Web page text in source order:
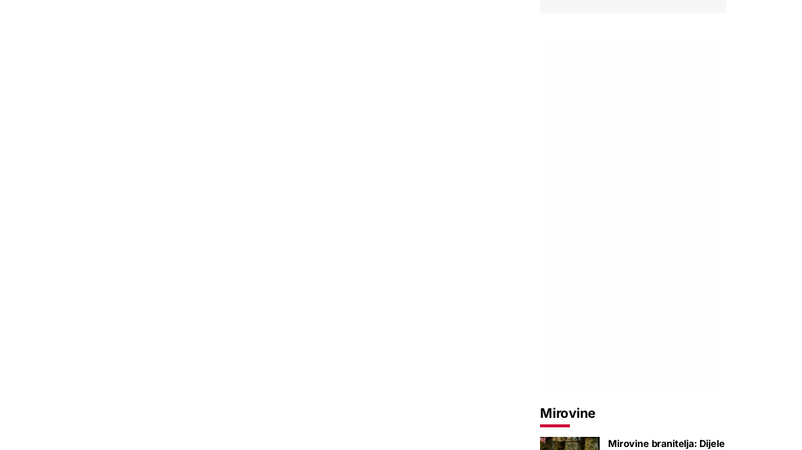
Mirovine
Mirovine branitelja: Dijele